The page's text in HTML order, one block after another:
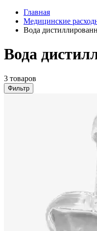
Главная
Медицинские
Вода
Вода
3 товаров
Фильтр